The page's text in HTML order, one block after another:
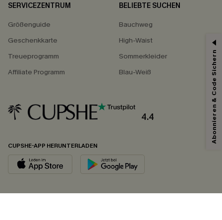
SERVICEZENTRUM
Größenguide
Geschenkkarte
Treueprogramm
Affiliate Programm
BELIEBTE SUCHEN
Bauchweg
High-Waist
Sommerkleider
Blau-Weiß
4.4
CUPSHE-APP HERUNTERLADEN
Abonnieren & Code Sichern